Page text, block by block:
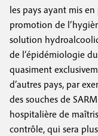
les pays ayant mis
promotion de
solution
de l’épidémiologie
quasiment
d’autres pays, par
des souches de
hospitalière de
contrôle, qui sera